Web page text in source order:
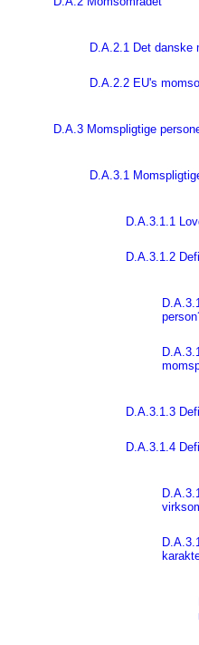
D.A.2.1 Det danske
D.A.2.2 EU's
D.A.3 Momspligtige
D.A.3.1
D.A.3.1.1
D.A.3.1.2
D.A.3.1.3
D.A.3.1.4